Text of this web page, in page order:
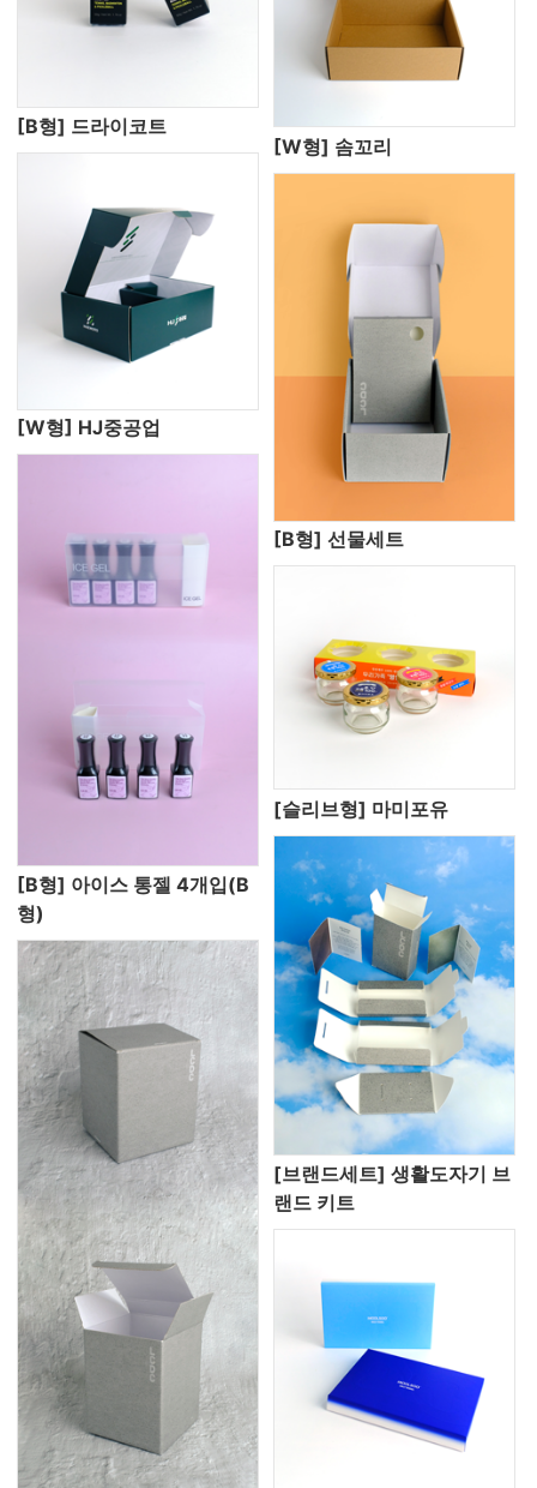
[B형] 드라이코트
[W형] 솜꼬리
[W형] HJ중공업
[B형] 선물세트
[B형] 아이스 통젤 4개입(B
형)
[슬리브형] 마미포유
[브랜드세트] 생활도자기 브
랜드 키트